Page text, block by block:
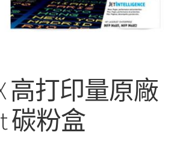
高打印量原廠
碳粉盒